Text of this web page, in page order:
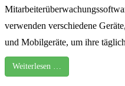
verwenden verschiedene
und Mobilgeräte, um ihre
Weiterlesen …